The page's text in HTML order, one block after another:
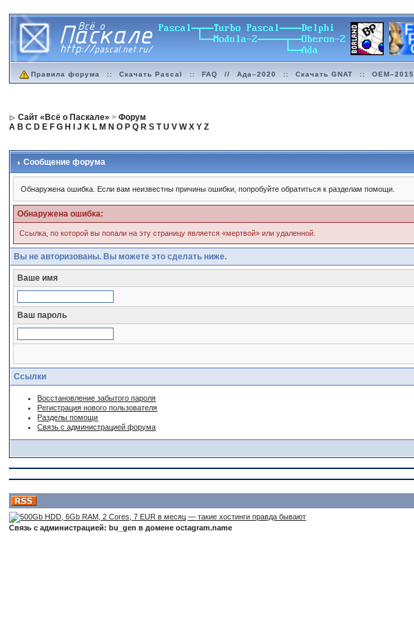
Правила форума :: Скачать Pascal :: FAQ // Ада–2020 :: Скачать GNAT :: OEM–2015
Сайт «Всё о Паскале» >Форум
A B C D E F G H J K L M N O P Q R S T U V W X Y Z
Сообщение форума
Обнаружена ошибка. Если вам неизвестны причины ошибки, попробуйте обратиться к разделам помощи.
Обнаружена ошибка:
Ссылка, по которой вы попали на эту страницу является «мертвой» или удаленной.
Вы не авторизованы. Вы можете это сделать ниже.
Ваше имя
Ваш пароль
Ссылки
Восстановление забытого пароля
Регистрация нового пользователя
Разделы помощи
Связь с администрацией форума
Связь с администрацией: bu_gen в домене octagram.name